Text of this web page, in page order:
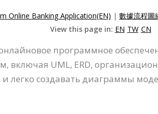
Online Banking Application(EN) | 數據流程圖
View this page in: EN TW CN
программное
включая UML, ERD,
создавать диаграммы